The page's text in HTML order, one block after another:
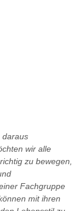
daraus
wir alle
zu bewegen,
Fachgruppe
mit ihren